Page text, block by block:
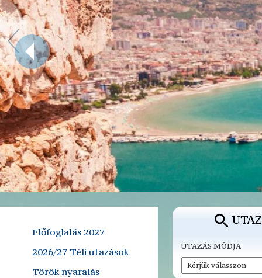
Előfoglalás 2027
2026/27 Téli utazások
Török nyaralás
UTAZÁS MÓDJA